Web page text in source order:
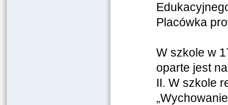
Placówka
W szkole w
oparte jest
II. W szkole